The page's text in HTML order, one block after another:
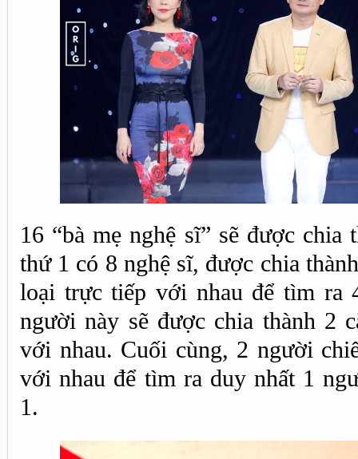
16 “bà mẹ nghệ sĩ” sẽ được
thứ 1 có 8 nghệ sĩ, được chia
loại trực tiếp với nhau để tìm ra
người này sẽ được chia thành 2
với nhau. Cuối cùng, 2 người
với nhau để tìm ra duy nhất 1
1.